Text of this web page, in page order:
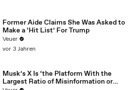
Former Aide Claims She Was Asked to
Make a ‘Hit List’ For Trump
Veuer
vor 3 Jahren
Musk’s X Is ‘the Platform With the
Largest Ratio of Misinformation or